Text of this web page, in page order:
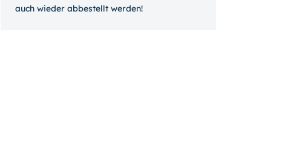
auch wieder ab­bestellt werden!